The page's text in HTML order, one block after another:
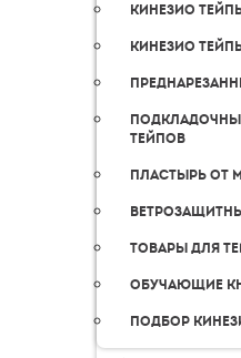
Кинезио
Кинезио
тейпов
Пластырь от
Товары для
Обучающие
Подбор